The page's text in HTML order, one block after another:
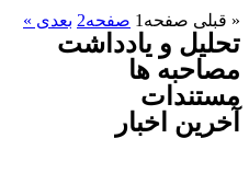
صفحه 1 صفحه 2 بعدی »
و یادداشت
ها
اخبار